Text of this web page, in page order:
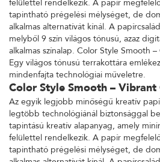
felülettel rendelkezik. A papír
tapintható prégelési mélységet, de
alkalmas alternatívát kínál. A
melyből 9 szín világos tónusú, azaz
alkalmas színalap. Color Style Smooth
Egy világos tónusú terrakottára
mindenfajta technológiai műveletre.
Color Style Smooth – Vibrant
Az egyik legjobb minőségű kreatív
legtöbb technológiánál biztonsággal
tapintású kreatív alapanyag, amely
felülettel rendelkezik. A papír
tapintható prégelési mélységet, de